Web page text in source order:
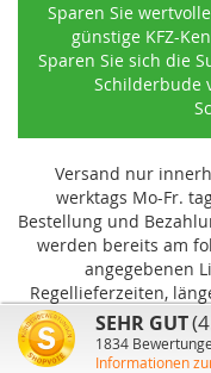
Sparen Sie
günstige KFZ-
Sparen Sie sich die
Schilderbude
Versand nur
werktags Mo-Fr.
Bestellung und
werden bereits am
angegebenen
Regellieferzeiten,
Einzelfall möglich
SEHR GUT
1834
Informationen